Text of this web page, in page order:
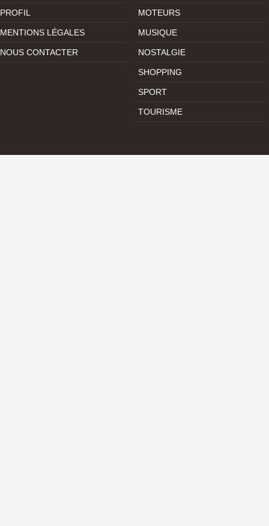
PROFIL
MENTIONS LÉGALES
NOUS CONTACTER
MOTEURS
MUSIQUE
NOSTALGIE
SHOPPING
SPORT
TOURISME